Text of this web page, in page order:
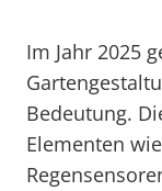
Im Jahr 2025
Bedeutung.
Elementen